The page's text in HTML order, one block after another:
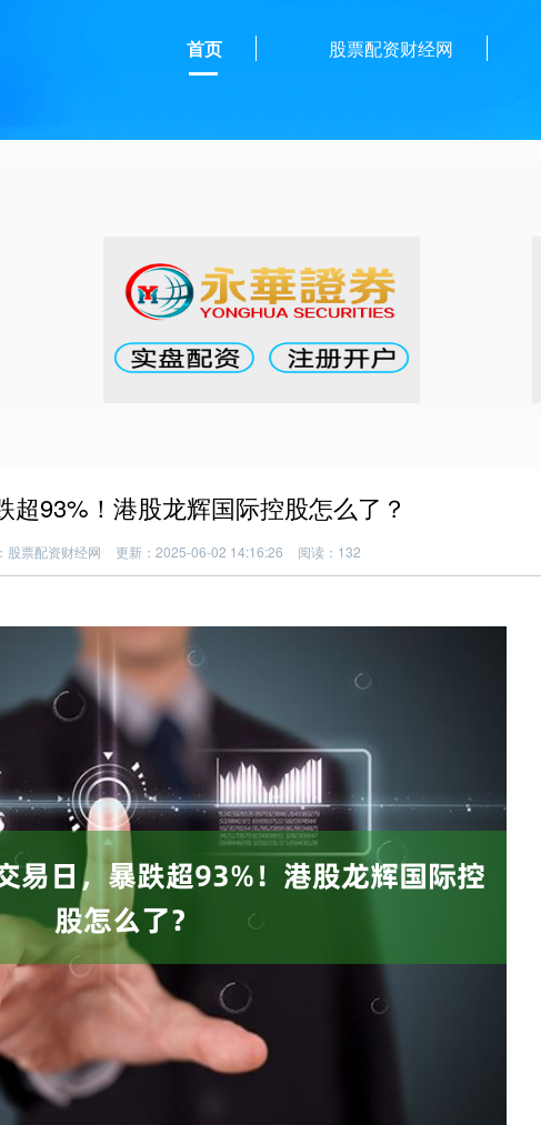
首页 股票配资财经网
93%！港股龙辉国际控股怎么了？
股票配资财经网 更新：2025-06-02 14:16:26 阅读：132